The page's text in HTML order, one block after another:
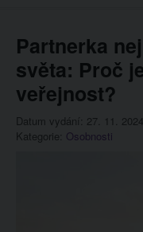
Partnerka
světa: Proč
veřejnost?
Datum vydání: 27. 11. 2024
Kategorie: Osobnosti